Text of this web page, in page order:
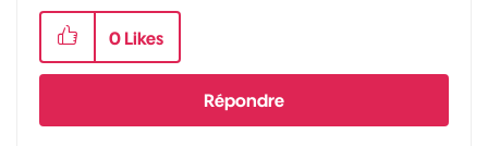
0 Likes
Répondre